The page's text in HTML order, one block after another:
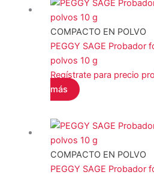
COMPACTO EN POLVO
PEGGY SAGE Probador
polvos 10 g
Regístrate para precio
más
COMPACTO EN POLVO
PEGGY SAGE Probador